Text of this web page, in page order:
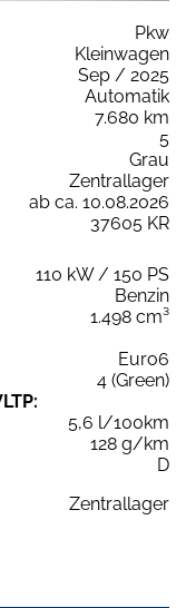
Pkw
Kleinwagen
Sep / 2025
Automatik
7.680 km
5
Grau
Zentrallager
ab ca. 10.08.2026
37605 KR
110 kW / 150 PS
Benzin
1.498 cm³
Euro6
4 (Green)
5,6 l/100km
128 g/km
D
Zentrallager